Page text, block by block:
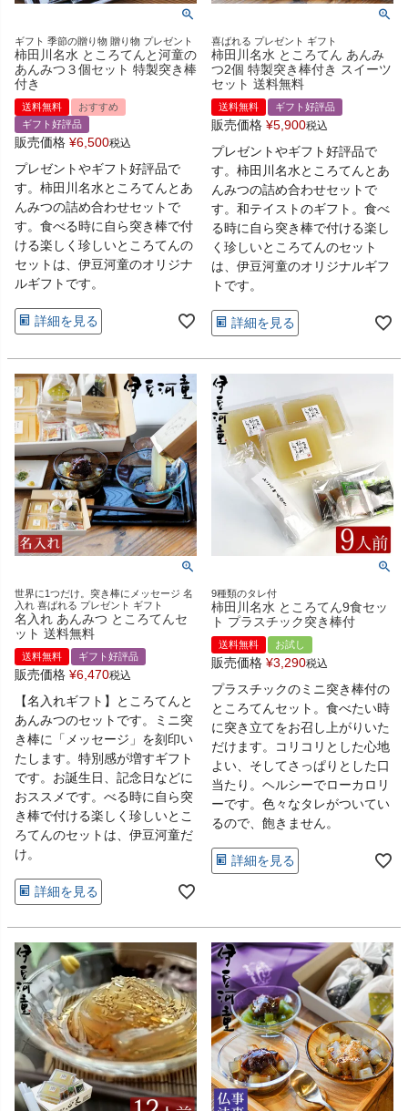
ギフト 季節の贈り物 贈り物 プレゼント
柿田川名水 ところてんと河童の
あんみつ３個セット 特製突き棒
付き
送料無料
おすすめ
ギフト好評品
販売価格 ¥6,500税込
プレゼントやギフト好評品で
す。柿田川名水ところてんとあ
んみつの詰め合わせセットで
す。食べる時に自ら突き棒で付
ける楽しく珍しいところてんの
セットは、伊豆河童のオリジナ
ルギフトです。
詳細を見る
喜ばれる プレゼント ギフト
柿田川名水 ところてん あんみ
つ2個 特製突き棒付き スイーツ
セット 送料無料
送料無料 ギフト好評品
販売価格 ¥5,900税込
プレゼントやギフト好評品で
す。柿田川名水ところてんとあ
んみつの詰め合わせセットで
す。和テイストのギフト。食べ
る時に自ら突き棒で付ける楽し
く珍しいところてんのセット
は、伊豆河童のオリジナルギフ
トです。
詳細を見る
世界に1つだけ。突き棒にメッセージ 名
入れ 喜ばれる プレゼント ギフト
名入れ あんみつ ところてんセ
ット 送料無料
送料無料 ギフト好評品
販売価格 ¥6,470税込
【名入れギフト】ところてんと
あんみつのセットです。ミニ突
き棒に「メッセージ」を刻印い
たします。特別感が増すギフト
です。お誕生日、記念日などに
おススメです。べる時に自ら突
き棒で付ける楽しく珍しいとこ
ろてんのセットは、伊豆河童だ
け。
詳細を見る
9種類のタレ付
柿田川名水 ところてん9食セッ
ト プラスチック突き棒付
送料無料 お試し
販売価格 ¥3,290税込
プラスチックのミニ突き棒付の
ところてんセット。食べたい時
に突き立てをお召し上がりいた
だけます。コリコリとした心地
よい、そしてさっぱりとした口
当たり。ヘルシーでローカロリ
ーです。色々なタレがついてい
るので、飽きません。
詳細を見る